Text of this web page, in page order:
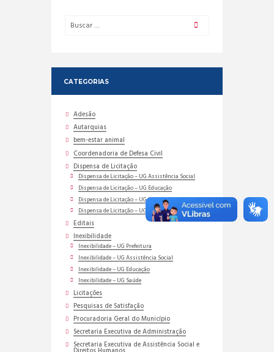
CATEGORIAS
Adesão
Autarquias
bem-estar animal
Coordenadoria de Defesa Civil
Dispensa de Licitação
Dispensa de Licitação – UG Assistência Social
Dispensa de Licitação – UG Educação
Dispensa de Licitação – UG Prefeitura
Dispensa de Licitação – UG Saúde
Editais
Inexibilidade
Inexibilidade – UG Prefeitura
Inexibilidade – UG Assistência Social
Inexibilidade – UG Educação
Inexibilidade – UG Saúde
Licitações
Pesquisas de Satisfação
Procuradoria Geral do Município
Secretaria Executiva de Administração
Secretaria Executiva de Assistência Social e